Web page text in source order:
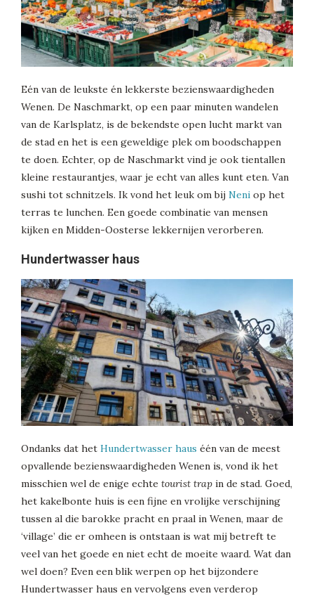
Eén van de leukste én lekkerste bezienswaardigheden
Wenen. De Naschmarkt, op een paar minuten wandelen
van de Karlsplatz, is de bekendste open lucht markt van
de stad en het is een geweldige plek om boodschappen
te doen. Echter, op de Naschmarkt vind je ook tientallen
kleine restaurantjes, waar je echt van alles kunt eten. Van
sushi tot schnitzels. Ik vond het leuk om bij Neni op het
terras te lunchen. Een goede combinatie van mensen
kijken en Midden-Oosterse lekkernijen verorberen.
Hundertwasser haus
Ondanks dat het Hundertwasser haus één van de meest
opvallende bezienswaardigheden Wenen is, vond ik het
misschien wel de enige echte tourist trap in de stad. Goed,
het kakelbonte huis is een fijne en vrolijke verschijning
tussen al die barokke pracht en praal in Wenen, maar de
‘village’ die er omheen is ontstaan is wat mij betreft te
veel van het goede en niet echt de moeite waard. Wat dan
wel doen? Even een blik werpen op het bijzondere
Hundertwasser haus en vervolgens even verderop